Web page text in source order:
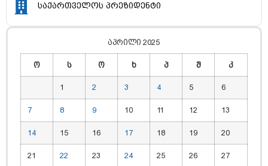
საქართველოს პრეზიდენტი
აპრილი 2025
ო ს ო ხ პ შ კ
1 2 3 4 5 6
7 8 9 10 11 12 13
14 15 16 17 18 19 20
21 22 23 24 25 26 27